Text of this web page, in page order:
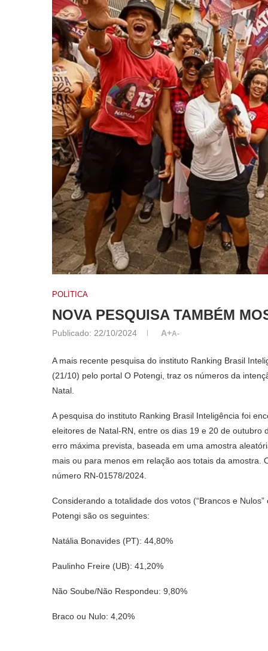
POLÍTICA
NOVA PESQUISA TAMBÉM
Publicado: 22/10/2024 A+A-
A mais recente pesquisa do instituto Ranking Brasil
(21/10) pelo portal O Potengi, traz os números da
Natal.
A pesquisa do instituto Ranking Brasil Inteligência foi
eleitores de Natal-RN, entre os dias 19 e 20 de
erro máxima prevista, baseada em uma amostra
mais ou para menos em relação aos totais da amostra.
número RN-01578/2024.
Considerando a totalidade dos votos (“Brancos e
Potengi são os seguintes:
Natália Bonavides (PT): 44,80%
Paulinho Freire (UB): 41,20%
Não Soube/Não Respondeu: 9,80%
Braco ou Nulo: 4,20%